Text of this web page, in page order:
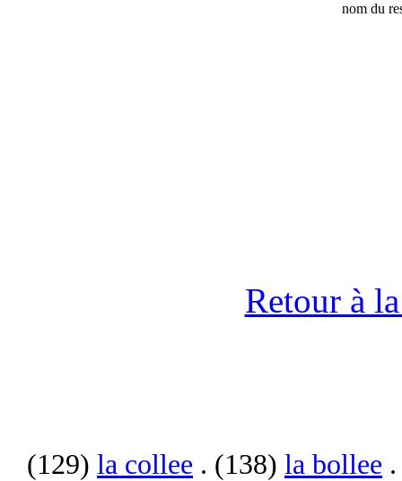
nom du
Retour à
(129) la collee . (138) la bollee